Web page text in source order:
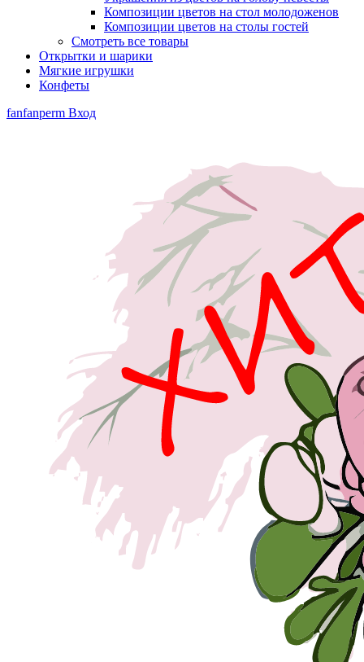
Композиции цветов на стол молодоженов
Композиции цветов на столы гостей
Смотреть все товары
Открытки и шарики
Мягкие игрушки
Конфеты
fanfanperm Вход